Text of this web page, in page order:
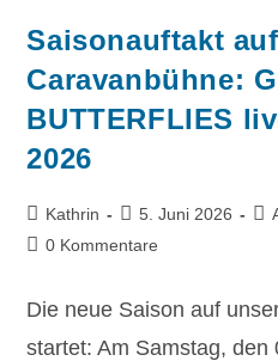
Saisonauftakt
Caravanbühne:
BUTTERFLIES
2026
Kathrin 5. Juni 2026
0 Kommentare
Die neue Saison auf
startet: Am Samstag,